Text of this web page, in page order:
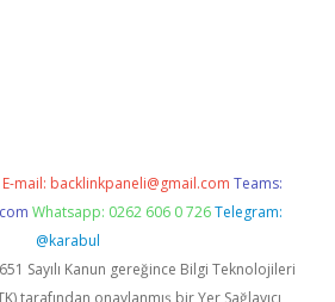
E-mail: backlinkpaneli@gmail.com Teams:
Whatsapp: 0262 606 0 726 Telegram:
@karabul
Sayılı Kanun gereğince Bilgi Teknolojileri
tarafından onaylanmış bir Yer Sağlayıcı